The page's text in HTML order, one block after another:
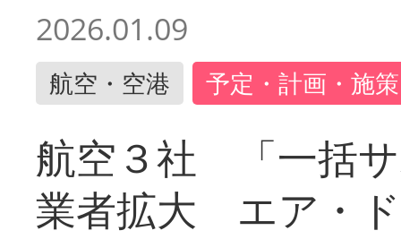
2026.01.09
航空・空港 予定・計画・施策
航空３社 「一括
業者拡大 エア・